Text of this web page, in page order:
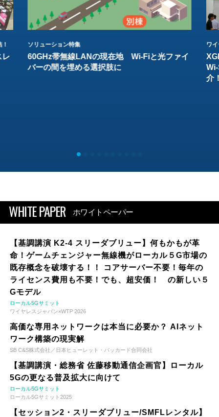
レ
ソリューション特集
60GHz帯無線LANの現在地 Wi-Fiと光ファイ
バーの間を埋める選択肢に
ワ
介
WHITE PAPER ホワイトペーパー
【基調講演 K2-4 スリーダブリュー】何もかもが革
命！ゲームチェンジャー無線機がローカル５G市場の
既存概念を破壊する！！ コアサーバー不要！毎年の
ライセンス費用も不要！でも、超安価！ の新しい５
Gモデル
ローカル5Gサミット
ワイヤレスジャパン×WTP 2026
高価な専用ネットワークは本当に必要か？ AIネット
ワーク構築の現実解
SB C&S株式会社／日本ヒューレット・パッカード合同会社
【基調講演・総務省 佐藤移動通信企画官】ローカル
5Gの更なる普及拡大に向けて
ローカル5Gサミット
ローカル5Gサミット2025
【セッション2・スリーダブリュー/SMFLレンタル】